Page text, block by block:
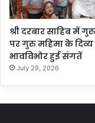
श्री दरबार साहिब में
पर गुरु महिमा के
भावविभोर हुई संगतें
July 29, 2026